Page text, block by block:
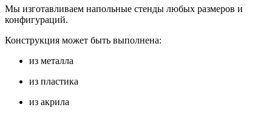
Мы изготавливаем напольные стенды любых размеров и
конфигураций.
Конструкция может быть выполнена:
из металла
из пластика
из акрила